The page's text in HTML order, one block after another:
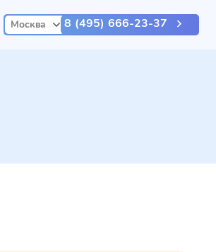
Москва 8 (495) 666-23-37